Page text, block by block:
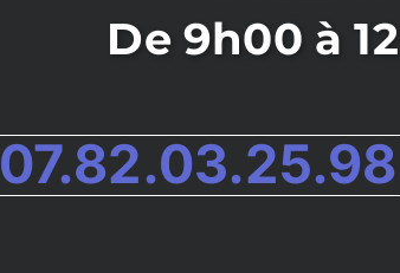
De 9h00 à
07.82.03.25.98